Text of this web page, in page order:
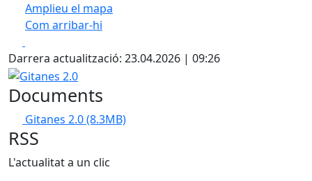
Amplieu el mapa
Com arribar-hi
+
−
Darrera actualització: 23.04.2026 | 09:26
Gitanes 2.0
Documents
Gitanes 2.0(8.3MB)
RSS
L'actualitat a un clic